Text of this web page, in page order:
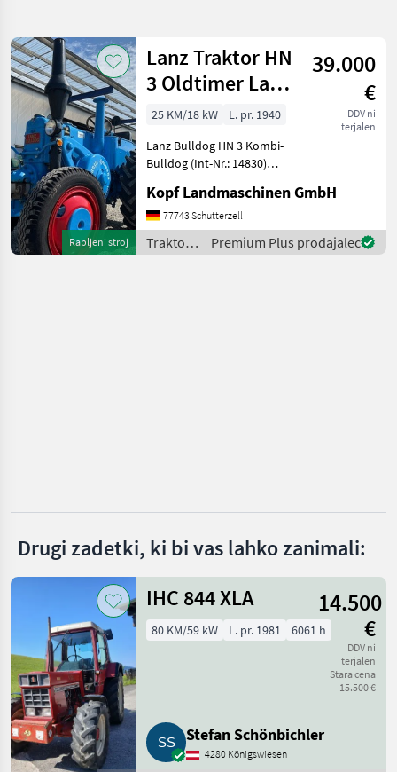
Kategorija 4 Država Filtri
TRENUTNA
POT
Kmetijska
tehnika
Traktor
Standardni
Traktor
Claas
Prikaži
(48)
MARKETPLACE
Marketplace
Ponudbe
trgovcev
Ponastavi
Prikaži 1
rezultatov
Rabljeni stroj
Lanz Traktor HN
3 Oldtimer Lanz
Bullldog restaur
39.000
€
DDV ni
terjalen
25 KM/18 kW
L. pr. 1940
Lanz Bulldog HN 3 Kombi-
Bulldog (Int-Nr.: 14830)
km/H 4, 7 l Hubraum 850
U/min. Drehzahl 300
U/min. Leerlauf Drehzahl
210 mm Kolbenhub 170 m
Kopf Landmaschinen GmbH
77743 Schutterzell
Traktor /
Lanz
Premium Plus prodajalec
Drugi zadetki, ki bi vas lahko zanimali:
IHC 844 XLA
14.500
€
DDV ni
terjalen
Stara cena
15.500 €
80 KM/59 kW L. pr. 1981 6061 h
Stefan Schönbichler
4280 Königswiesen